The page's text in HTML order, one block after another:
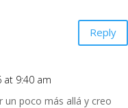
Reply
at 9:40 am
un poco más allá y creo